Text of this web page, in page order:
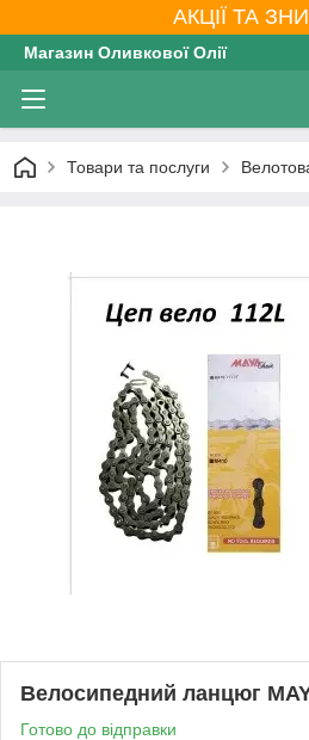
АКЦІЇ ТА
Магазин Оливкової Олії
Товари та послуги
Велосипедний ланцюг
Готово до відправки